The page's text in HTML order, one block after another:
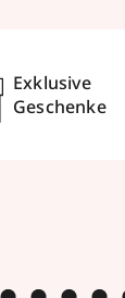
Exklusive
Geschenke